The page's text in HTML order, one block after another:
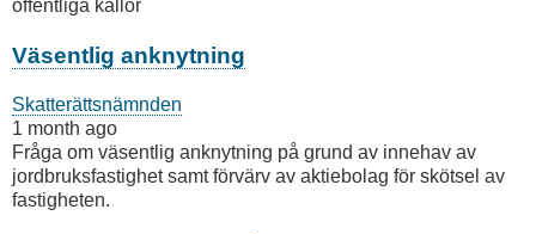
offentliga källor
Väsentlig anknytning
Skatterättsnämnden
1 month ago
Fråga om väsentlig anknytning på grund av innehav av
jordbruksfastighet samt förvärv av aktiebolag för skötsel av
fastigheten.